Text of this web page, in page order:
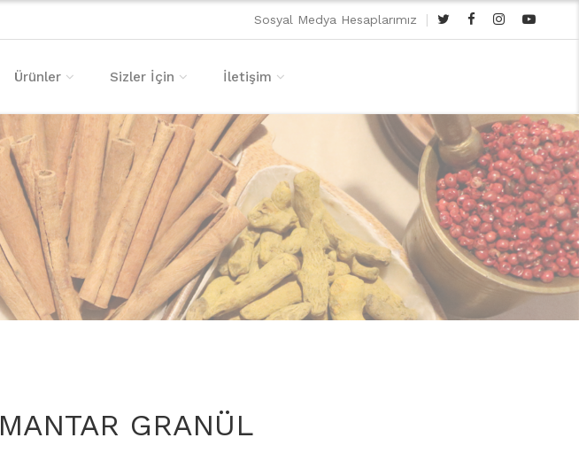
Sosyal Medya Hesaplarımız |
Ürünler Sizler İçin İletişim
MANTAR GRANÜL